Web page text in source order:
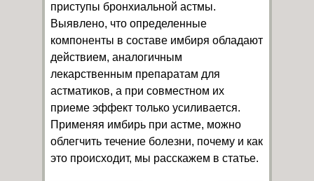
приступы бронхиальной астмы.
Выявлено, что определенные
компоненты в составе имбиря обладают
действием, аналогичным
лекарственным препаратам для
астматиков, а при совместном их
приеме эффект только усиливается.
Применяя имбирь при астме, можно
облегчить течение болезни, почему и как
это происходит, мы расскажем в статье.